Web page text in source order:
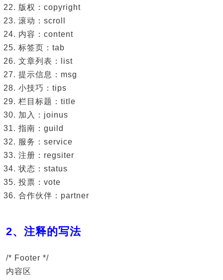
版权：copyright
滚动：scroll
内容：content
标签页：tab
文章列表：list
提示信息：msg
小技巧：tips
栏目标题：title
加入：joinus
指南：guild
服务：service
注册：regsiter
状态：status
投票：vote
合作伙伴：partner
2、注释的写法
/* Footer */
内容区